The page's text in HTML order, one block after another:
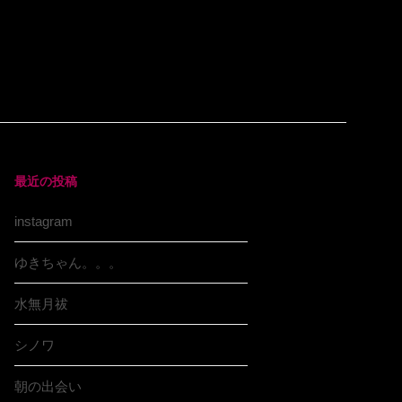
最近の投稿
instagram
ゆきちゃん。。。
水無月祓
シノワ
朝の出会い